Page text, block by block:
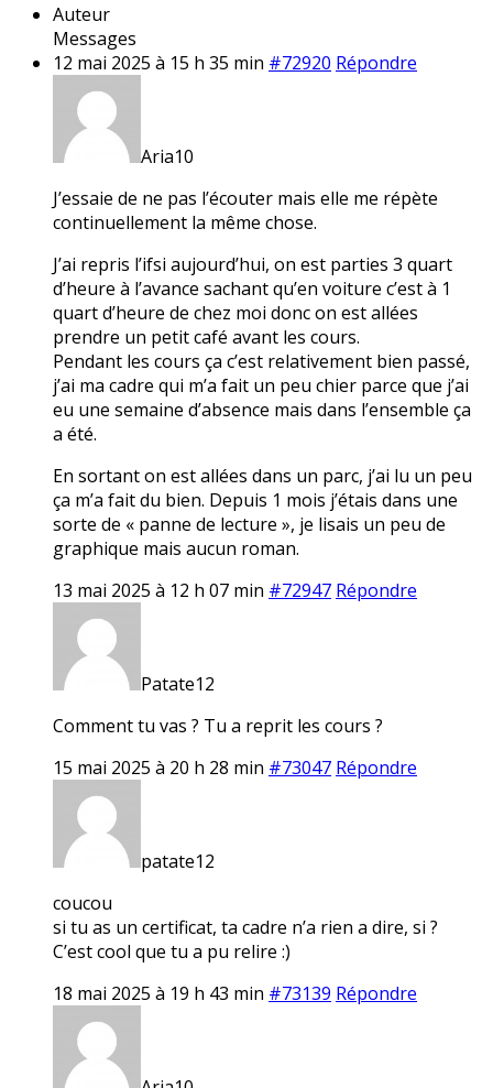
Auteur
Messages
12 mai 2025 à 15 h 35 min #72920 Répondre
Aria10
J’essaie de ne pas l’écouter mais elle me répète
continuellement la même chose.
J’ai repris l’ifsi aujourd’hui, on est parties 3 quart
d’heure à l’avance sachant qu’en voiture c’est à 1
quart d’heure de chez moi donc on est allées
prendre un petit café avant les cours.
Pendant les cours ça c’est relativement bien passé,
j’ai ma cadre qui m’a fait un peu chier parce que j’ai
eu une semaine d’absence mais dans l’ensemble ça
a été.
En sortant on est allées dans un parc, j’ai lu un peu
ça m’a fait du bien. Depuis 1 mois j’étais dans une
sorte de « panne de lecture », je lisais un peu de
graphique mais aucun roman.
13 mai 2025 à 12 h 07 min #72947 Répondre
Patate12
Comment tu vas ? Tu a reprit les cours ?
15 mai 2025 à 20 h 28 min #73047 Répondre
patate12
coucou
si tu as un certificat, ta cadre n’a rien a dire, si ?
C’est cool que tu a pu relire :)
18 mai 2025 à 19 h 43 min #73139 Répondre